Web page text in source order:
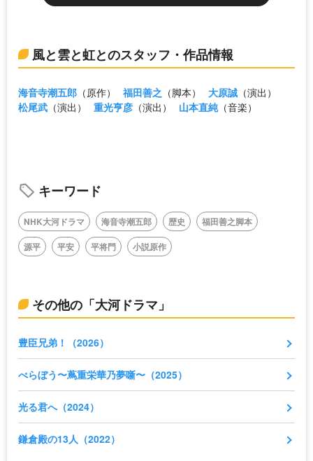
風と雲と虹とのスタッフ・作品情報
海音寺潮五郎 （原作） 福田善之 （脚本） 大原誠 （演出）
松尾武 （演出） 重光亨彦 （演出） 山本直純（音楽）
キーワード
NHK大河ドラマ 海音寺潮五郎 歴史
福田善之脚本
源平
平安 平将門 小説原作
その他の「大河ドラマ」
豊臣兄弟！（2026）
べらぼう〜蔦重栄華乃夢噺〜（2025）
光る君へ（2024）
鎌倉殿の13人（2022）